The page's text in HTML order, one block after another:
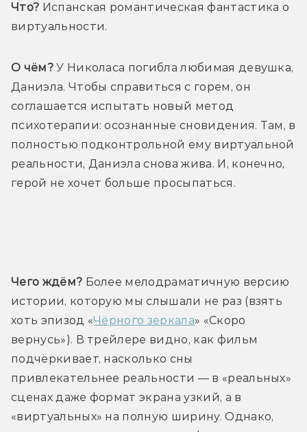
Что? Испанская романтическая фантастика о
виртуальности.
О чём? У Николаса погибла любимая девушка,
Даниэла. Чтобы справиться с горем, он
соглашается испытать новый метод
психотерапии: осознанные сновидения. Там, в
полностью подконтрольной ему виртуальной
реальности, Даниэла снова жива. И, конечно,
герой не хочет больше просыпаться.
Чего ждём? Более мелодраматичную версию
истории, которую мы слышали не раз (взять
хоть эпизод «Чёрного зеркала» «Скоро
вернусь»). В трейлере видно, как фильм
подчёркивает, насколько сны
привлекательнее реальности — в «реальных»
сценах даже формат экрана узкий, а в
«виртуальных» на полную ширину. Однако,